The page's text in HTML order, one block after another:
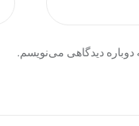
دیدگاهی می‌نویسم.